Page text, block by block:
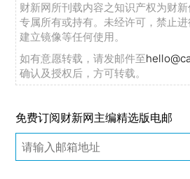
财新网所刊载内容之知识产权为财
专属所有或持有。未经许可，禁止
建立镜像等任何使用。
如有意愿转载，请发邮件至
确认及授权后，方可转载。
免费订阅财新网主编精选版电邮